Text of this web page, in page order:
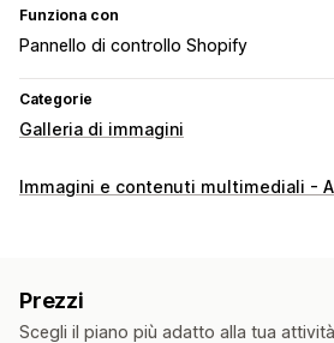
Funziona con
Pannello di controllo Shopify
Categorie
Galleria di immagini
Tipi di galleria
Personalizzazione
Stili personalizzati
CSS
Immagini e contenuti multimediali -
Prezzi
Scegli il piano più adatto alla tua